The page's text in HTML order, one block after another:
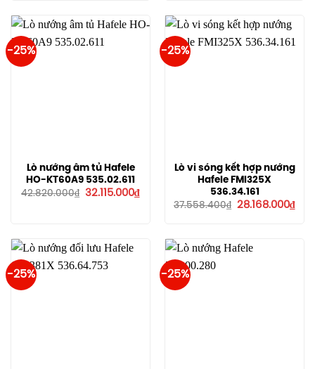
12.225.000₫.
-25%
Lò nướng âm tủ Hafele
HO-KT60A9 535.02.611
42.820.000₫ Giá
32.115.000₫Giá
-25%
Lò vi sóng kết hợp nướng
Hafele FMI325X
536.34.161
37.558.400₫
Giá
28.168.000₫Giá
-25% -25%